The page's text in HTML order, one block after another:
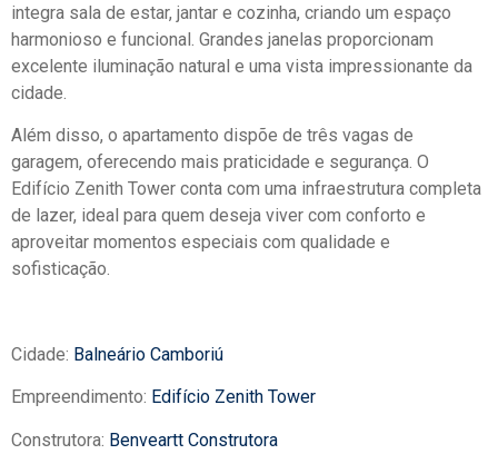
integra sala de estar, jantar e cozinha, criando um espaço
harmonioso e funcional. Grandes janelas proporcionam
excelente iluminação natural e uma vista impressionante da
cidade.
Além disso, o apartamento dispõe de três vagas de
garagem, oferecendo mais praticidade e segurança. O
Edifício Zenith Tower conta com uma infraestrutura completa
de lazer, ideal para quem deseja viver com conforto e
aproveitar momentos especiais com qualidade e
sofisticação.
Cidade: Balneário Camboriú
Empreendimento: Edifício Zenith Tower
Construtora: Benveartt Construtora